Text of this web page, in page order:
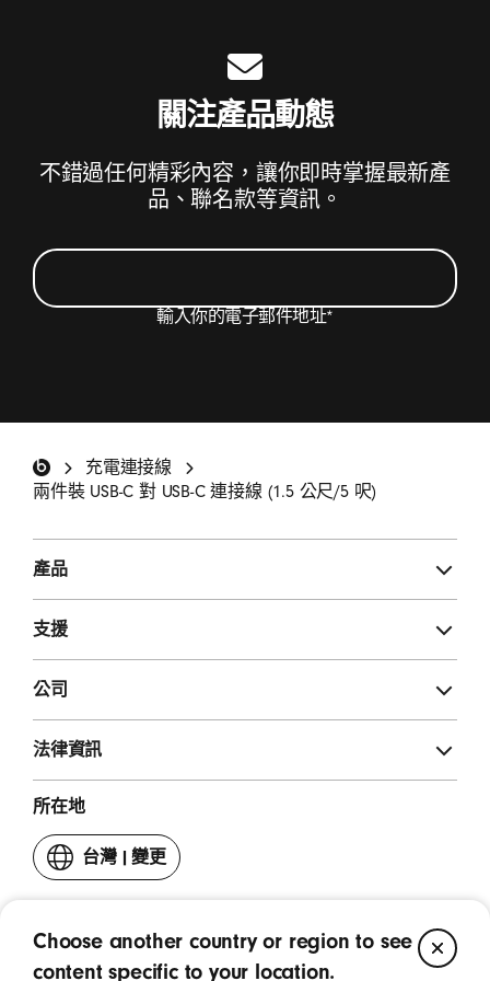
關注產品動態
不錯過任何精彩內容，讓你即時掌握最新產
品、聯名款等資訊。
輸入你的電子郵件地址*
Beats 頁首
充電連接線
兩件裝 USB-C 對 USB-C 連接線 (1.5 公尺/5 呎)
產品
支援
公司
法律資訊
所在地
台灣 | 變更
你
家
或
著作權所有 © 2026 Apple Inc. - 保留一切權利。
Choose another country or region to see
content specific to your location.